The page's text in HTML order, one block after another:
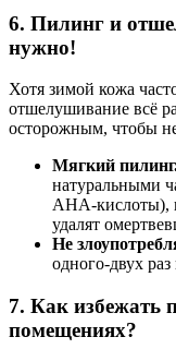
6. Пилинг и
нужно!
Хотя зимой кожа
отшелушивание всё
осторожным, чтобы
Мягкий
натуральными
AHA-кислоты),
удалят
Не
одного-двух
7. Как избежать
помещениях?